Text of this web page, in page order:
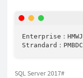
Enterprise：
SQL Server 2017#